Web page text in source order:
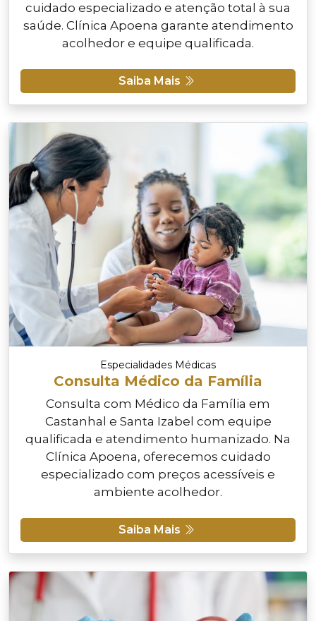
cuidado especializado e atenção total à sua
saúde. Clínica Apoena garante atendimento
acolhedor e equipe qualificada.
Saiba Mais
Especialidades Médicas
Consulta Médico da Família
Consulta com Médico da Família em
Castanhal e Santa Izabel com equipe
qualificada e atendimento humanizado. Na
Clínica Apoena, oferecemos cuidado
especializado com preços acessíveis e
ambiente acolhedor.
Saiba Mais